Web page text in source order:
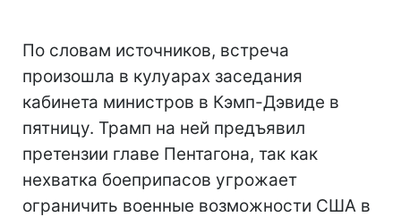
По словам источников, встреча
произошла в кулуарах заседания
кабинета министров в Кэмп-Дэвиде в
пятницу. Трамп на ней предъявил
претензии главе Пентагона, так как
нехватка боеприпасов угрожает
ограничить военные возможности США в